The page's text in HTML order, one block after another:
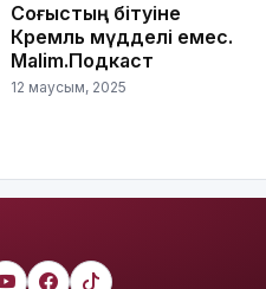
Соғыстың бітуіне
Кремль мүдделі емес.
Malim.Подкаст
12 маусым, 2025